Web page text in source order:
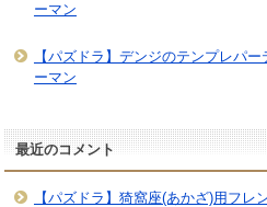
ーマン
【パズドラ】デンジのテンプレパ
ーマン
最近のコメント
【パズドラ】猗窩座(あかざ)用フレ